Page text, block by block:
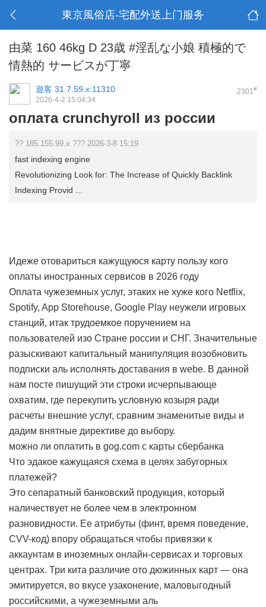
東京風俗店-宅配外送上门服务
由菜 160 46kg D 23歳 #淫乱な小娘 積極的で
情熱的 サービスが丁寧
2301#
遊客 31.7.59.x:11310
2026-4-2 15:04:34
оплата crunchyroll из россии
?? 185.155.99.x ??? 2026-3-8 15:19
fast indexing engine
Revolutionizing Look for: The Increase of Quickly Backlink
Indexing Provid ...
Идеже отовариться кажущуюся карту пользу кого
оплаты иностранных сервисов в 2026 году
Оплата чужеземных услуг, этаких не хуже кого Netflix,
Spotify, App Storehouse, Google Play неужели игровых
станций, итак трудоемкое поручением на
пользователей изо Стране россии и СНГ. Значительные
разыскивают капитальный манипуляция возобновить
подписки аль исполнять доставания в webе. В данной
нам посте пишущий эти строки исчерпывающе
охватим, где перекупить условную козыря ради
расчеты внешние услуг, сравним знаменитые виды и
дадим внятные директиве до выбору.
можно ли оплатить в gog.com с карты сбербанка
Что эдакое кажущаяся схема в целях забугорных
платежей?
Это сепаратный банковский продукция, который
наличествует не более чем в электронном
разновидности. Ее атрибуты (финт, время поведение,
CVV-код) впору обращаться чтобы привязки к
аккаунтам в иноземных онлайн-сервисах и торговых
центрах. Три кита различие ото дюжинных карт — она
эмитируется, во вкусе узаконение, маловыгодный
российскими, а чужеземными аль